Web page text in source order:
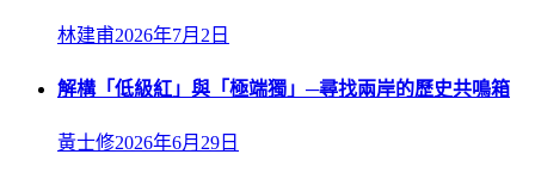
林建甫2026年7月2日
解構「低級紅」與「極端獨」─尋找兩岸的歷史共鳴箱
黃士修2026年6月29日